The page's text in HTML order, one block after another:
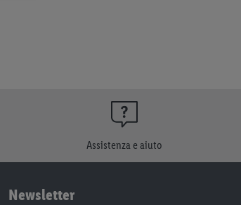
Assistenza e aiuto
Newsletter